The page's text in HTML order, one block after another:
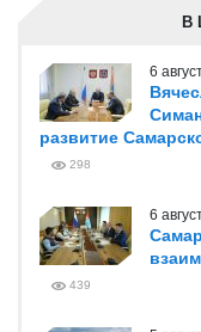
В
6
развитие
298
6
439